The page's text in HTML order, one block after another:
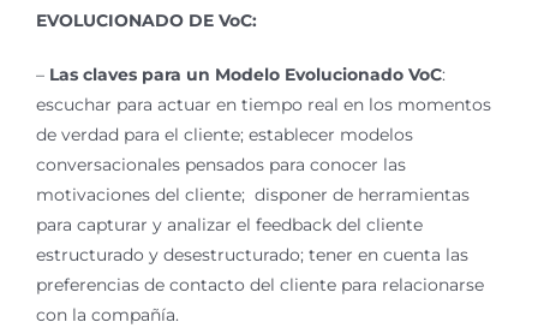
EVOLUCIONADO DE VoC:
– Las claves para un Modelo Evolucionado VoC:
escuchar para actuar en tiempo real en los momentos
de verdad para el cliente; establecer modelos
conversacionales pensados para conocer las
motivaciones del cliente; disponer de herramientas
para capturar y analizar el feedback del cliente
estructurado y desestructurado; tener en cuenta las
preferencias de contacto del cliente para relacionarse
con la compañía.